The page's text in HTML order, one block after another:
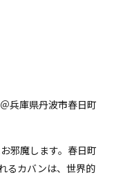
兵庫県丹波市春日町
お邪魔します。春日町
るカバンは、世界的